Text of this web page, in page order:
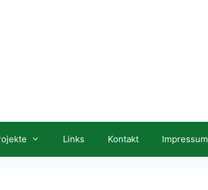
Links Kontakt Impressum